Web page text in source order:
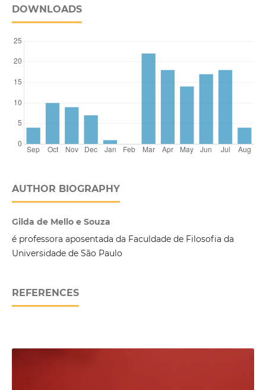
DOWNLOADS
AUTHOR BIOGRAPHY
Gilda de Mello e Souza
é professora aposentada da Faculdade de Filosofia da
Universidade de São Paulo
REFERENCES